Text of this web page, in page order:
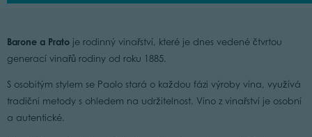
Barone a Pratoje rodinný vinařství, které je dnes vedené čtvrtou
generací vinařů rodiny od roku 1885.
S osobitým stylem se Paolo stará o každou fázi výroby vína, využívá
tradiční metody s ohledem na udržitelnost. Víno z vinařství je osobní
a autentické.